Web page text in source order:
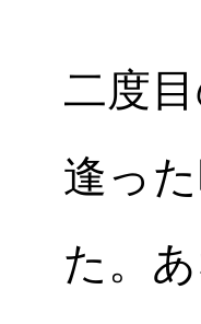
二度
逢っ
た。